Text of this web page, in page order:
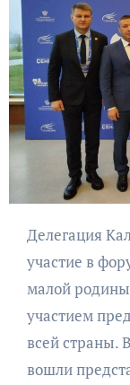
Делегация Калининградской области приняла
участие в
малой
участием
всей страны.
вошли